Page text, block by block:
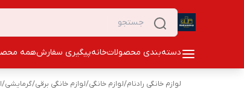
دسته‌بندی محصولاتخانهپیگیری سفارشهمه
لوازم خانگی رادنام/لوازم خانگی/لوازم خانگی برقی/گرمایشی/